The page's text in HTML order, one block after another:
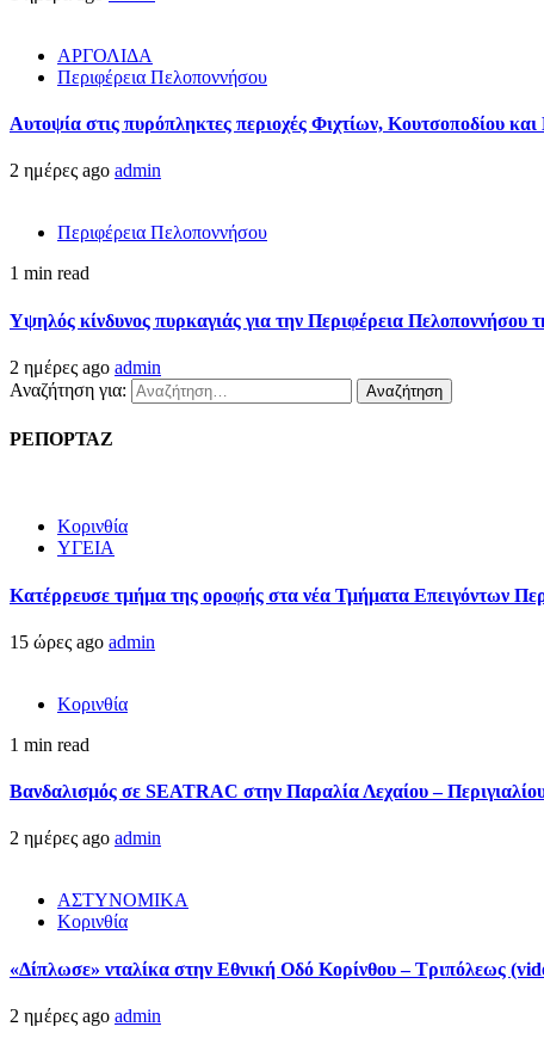
ΑΡΓΟΛΙΔΑ
Περιφέρεια Πελοποννήσου
Αυτοψία στις πυρόπληκτες περιοχές Φιχτίων, Κουτσοποδίου
2 ημέρες ago admin
Περιφέρεια Πελοποννήσου
1 min read
Υψηλός κίνδυνος πυρκαγιάς για την Περιφέρεια Πελοποννήσου
2 ημέρες ago admin
Αναζήτηση για:
ΡΕΠΟΡΤΑΖ
Κορινθία
ΥΓΕΙΑ
Kατέρρευσε τμήμα της οροφής στα νέα Τμήματα Επειγόντων
15 ώρες ago admin
Κορινθία
1 min read
Βανδαλισμός σε SEATRAC στην Παραλία Λεχαίου –
2 ημέρες ago admin
ΑΣΤΥΝΟΜΙΚΑ
Κορινθία
«Δίπλωσε» νταλίκα στην Εθνική Oδό Κορίνθου – Τριπόλεως
2 ημέρες ago admin